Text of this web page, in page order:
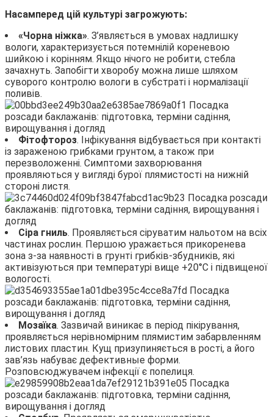
Насамперед цій культурі загрожують:
«Чорна ніжка». З’являється в умовах надлишку
вологи, характеризується потемнілій кореневою
шийкою і корінням. Якщо нічого не робити, стебла
зачахнуть. Запобігти хворобу можна лише шляхом
суворого контролю вологи в субстраті і нормалізації
поливів.
Фітофтороз. Інфікування відбувається при контакті
із зараженою грибками грунтом, а також при
перезволоженні. Симптоми захворювання
проявляються у вигляді бурої плямистості на нижній
стороні листя.
Сіра гниль. Проявляється сіруватим нальотом на всіх
частинах рослин. Першою уражається прикоренева
зона з-за наявності в грунті грибків-збудників, які
активізуються при температурі вище +20°С і підвищеної
вологості.
Мозаїка. Зазвичай виникає в період пікірування,
проявляється нерівномірним плямистим забарвленням
листових пластин. Кущ призупиняється в рості, а його
зав’язь набуває дефективные форми.
Розповсюджувачем інфекції є попелиця.